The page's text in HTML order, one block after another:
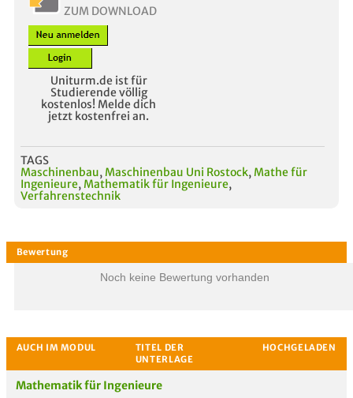
ZUM DOWNLOAD
Uniturm.de ist für
Studierende völlig
kostenlos! Melde dich
jetzt kostenfrei an.
TAGS
Maschinenbau, Maschinenbau Uni Rostock, Mathe für
Ingenieure, Mathematik für Ingenieure,
Verfahrenstechnik
Noch keine Bewertung vorhanden
Mathematik für Ingenieure